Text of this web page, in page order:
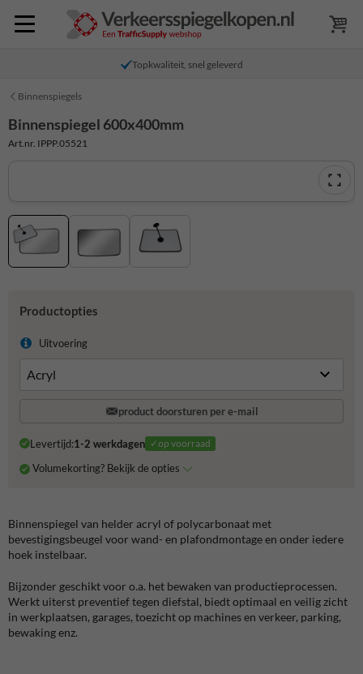
Topkwaliteit, snel geleverd
Binnenspiegels
Binnenspiegel 600x400mm
Art.nr. IPPP.05521
Productopties
Uitvoering
product doorsturen per e-mail
Levertijd:1-2 werkdagen ✓op voorraad
Volumekorting? Bekijk de opties
Binnenspiegel van helder acryl of polycarbonaat met
bevestigingsbeugel voor wand- en plafondmontage en onder iedere
hoek instelbaar.
Bijzonder geschikt voor o.a. het bewaken van productieprocessen.
Werkt uiterst preventief tegen diefstal, biedt optimaal en veilig zicht
in werkplaatsen, garages, toezicht op machines en verkeer, parking,
bewaking enz.